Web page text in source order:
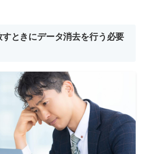
ときにデータ消去を行う必要